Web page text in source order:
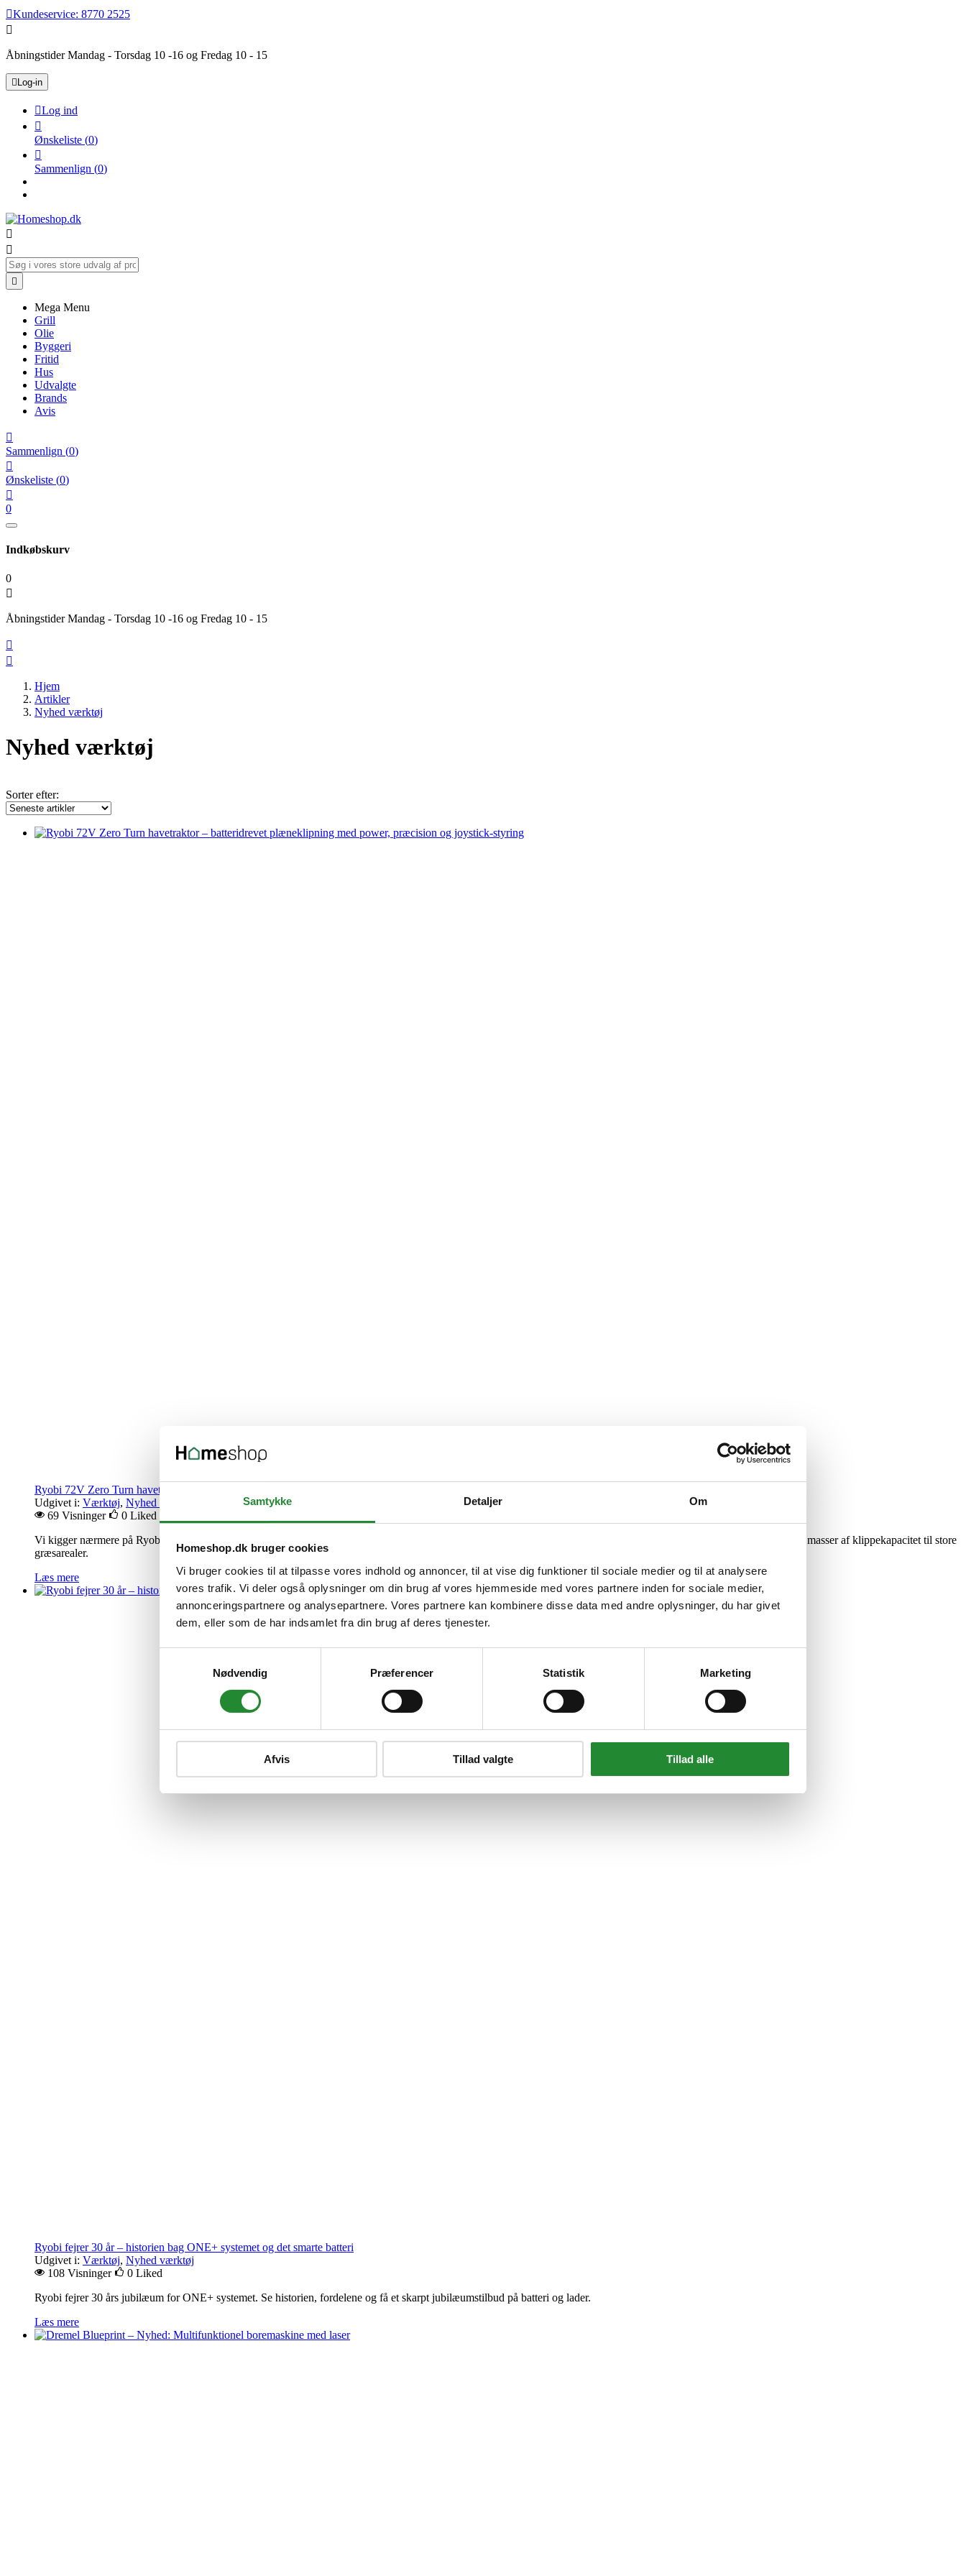
Samtykke Detaljer Om
Homeshop.dk bruger cookies
Vi bruger cookies til at tilpasse vores indhold og annoncer, til at vise dig funktioner til sociale medier og til at analysere
vores trafik. Vi deler også oplysninger om din brug af vores hjemmeside med vores partnere inden for sociale medier,
annonceringspartnere og analysepartnere. Vores partnere kan kombinere disse data med andre oplysninger, du har givet
dem, eller som de har indsamlet fra din brug af deres tjenester.
Nødvendig
Præferencer Statistik Marketing
Afvis Tillad valgte Tillad alle
Kundeservice: 8770 2525

Åbningstider Mandag - Torsdag 10 -16 og Fredag 10 - 15
 Log-in
Log ind

Ønskeliste (0)

Sammenlign (0)



Mega Menu
Grill
Olie
Byggeri
Fritid
Hus
Udvalgte
Brands
Avis

Sammenlign (0)

Ønskeliste (0)

0
Indkøbskurv
0

Åbningstider Mandag - Torsdag 10 -16 og Fredag 10 - 15


Hjem
Artikler
Nyhed værktøj
Nyhed værktøj
Sorter efter:
Ryobi 72V Zero Turn havetraktor – batteridrevet plæneklipning med power, præcision og joystick-styring
Udgivet i: Værktøj, Nyhed værktøj
69 Visninger
0 Liked
Vi kigger nærmere på Ryobi 72V Zero Turn plæneklippere i både 107 cm og 137 cm. To kraftige, batteridrevne havetraktorer med joystick-styring, lav vedligeholdelse og masser af klippekapacitet til store
græsarealer.
Læs mere
Ryobi fejrer 30 år – historien bag ONE+ systemet og det smarte batteri
Udgivet i: Værktøj, Nyhed værktøj
108 Visninger
0 Liked
Ryobi fejrer 30 års jubilæum for ONE+ systemet. Se historien, fordelene og få et skarpt jubilæumstilbud på batteri og lader.
Læs mere